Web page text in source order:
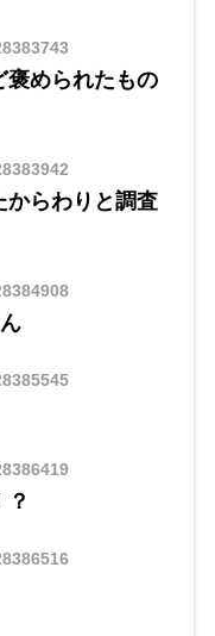
褒められたもの
からわりと調査